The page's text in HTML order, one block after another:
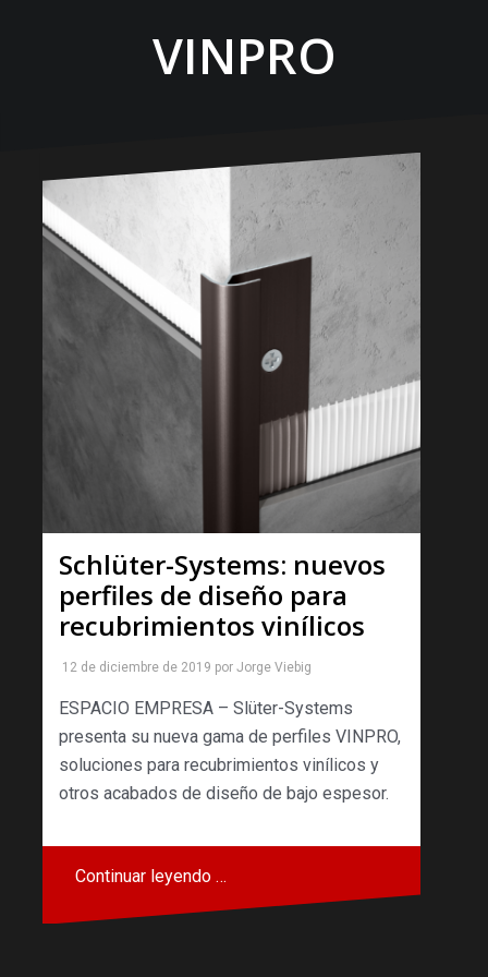
VINPRO
Schlüter-Systems: nuevos
perfiles de diseño para
recubrimientos vinílicos
12 de diciembre de 2019 por Jorge Viebig
ESPACIO EMPRESA – Slüter-Systems
presenta su nueva gama de perfiles VINPRO,
soluciones para recubrimientos vinílicos y
otros acabados de diseño de bajo espesor.
Continuar leyendo …